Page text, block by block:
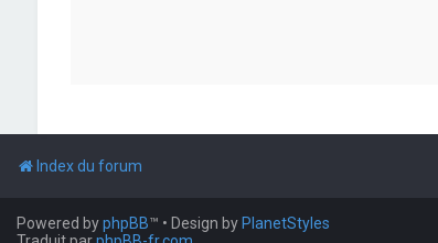
Index du forum
Powered byphpBB™ • Design by PlanetStyles